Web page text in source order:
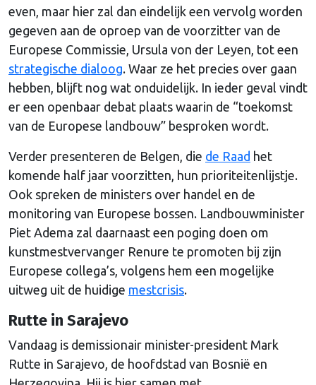
even, maar hier zal dan eindelijk een vervolg worden
gegeven aan de oproep van de voorzitter van de
Europese Commissie, Ursula von der Leyen, tot een
strategische dialoog. Waar ze het precies over gaan
hebben, blijft nog wat onduidelijk. In ieder geval vindt
er een openbaar debat plaats waarin de “toekomst
van de Europese landbouw” besproken wordt.
Verder presenteren de Belgen, die de Raad het
komende half jaar voorzitten, hun prioriteitenlijstje.
Ook spreken de ministers over handel en de
monitoring van Europese bossen. Landbouwminister
Piet Adema zal daarnaast een poging doen om
kunstmestvervanger Renure te promoten bij zijn
Europese collega’s, volgens hem een mogelijke
uitweg uit de huidige mestcrisis.
Rutte in Sarajevo
Vandaag is demissionair minister-president Mark
Rutte in Sarajevo, de hoofdstad van Bosnië en